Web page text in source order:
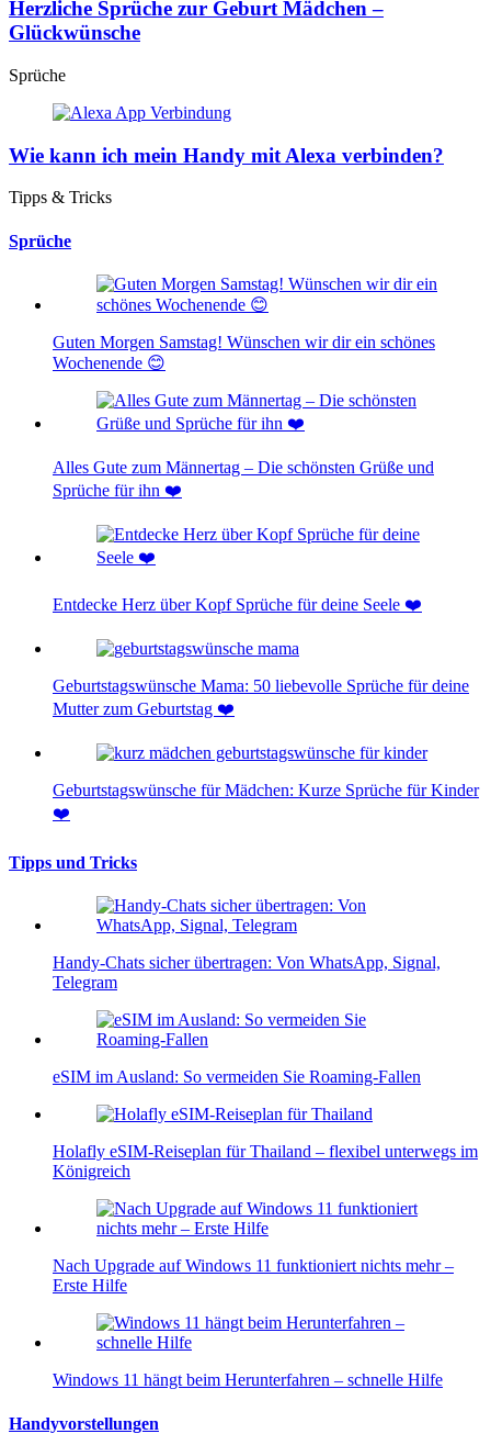
Herzliche Sprüche zur Geburt Mädchen –
Glückwünsche
Sprüche
Wie kann ich mein Handy mit Alexa verbinden?
Tipps & Tricks
Sprüche
Guten Morgen Samstag! Wünschen wir dir ein schönes
Wochenende 😊
Alles Gute zum Männertag – Die schönsten Grüße und
Sprüche für ihn ❤️
Entdecke Herz über Kopf Sprüche für deine Seele ❤️
Geburtstagswünsche Mama: 50 liebevolle Sprüche für deine
Mutter zum Geburtstag ❤️
Geburtstagswünsche für Mädchen: Kurze Sprüche für Kinder
❤️
Tipps und Tricks
Handy-Chats sicher übertragen: Von WhatsApp, Signal,
Telegram
eSIM im Ausland: So vermeiden Sie Roaming-Fallen
Holafly eSIM-Reiseplan für Thailand – flexibel unterwegs im
Königreich
Nach Upgrade auf Windows 11 funktioniert nichts mehr –
Erste Hilfe
Windows 11 hängt beim Herunterfahren – schnelle Hilfe
Handyvorstellungen